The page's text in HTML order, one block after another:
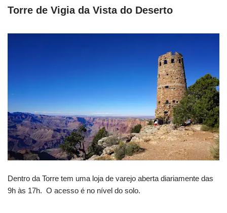
Torre de Vigia da Vista do Deserto
Dentro da Torre tem uma loja de varejo aberta diariamente das
9h às 17h. O acesso é no nível do solo.